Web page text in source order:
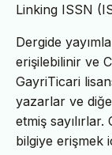
Linking ISSN
Dergide
erişilebilinir ve
GayriTicari
yazarlar ve
etmiş sayılırlar.
bilgiye erişmek